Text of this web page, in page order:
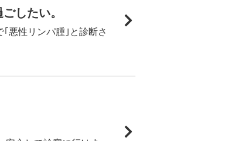
したい。
悪性リンパ腫｣と診断さ